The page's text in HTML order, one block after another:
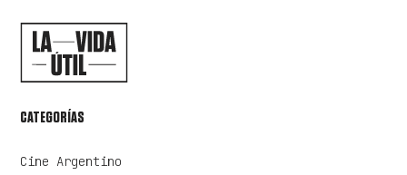
CATEGORÍAS
Cine Argentino